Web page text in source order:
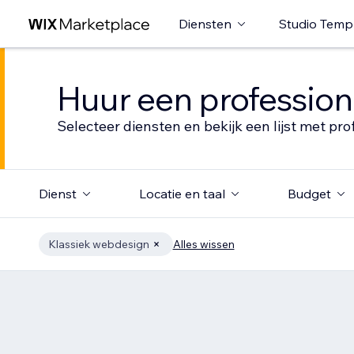
Diensten Studio
Huur een
Selecteer diensten en bekijk een lijst met
Dienst Locatie en taal Budget
Klassiek webdesign Alles wissen